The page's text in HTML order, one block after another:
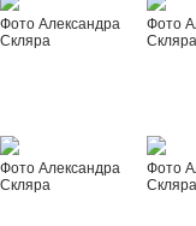
Фото Александра
Скляра
Фото
Скляра
Фото Александра
Скляра
Фото
Скляра